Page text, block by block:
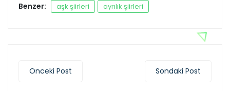
Benzer: aşk şiirleri ayrılık şiirleri
Onceki Post Sondaki Post